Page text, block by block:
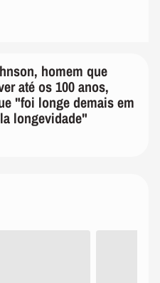
homem que
até os 100 anos,
"foi longe demais em
longevidade"